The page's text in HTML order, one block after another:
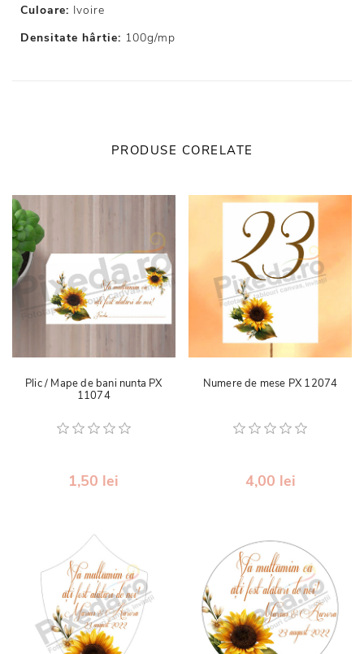
Culoare: Ivoire
Densitate hârtie: 100g/mp
PRODUSE CORELATE
Plic / Mape de bani nunta PX
11074
1,50 lei
Numere de mese PX 12074
4,00 lei